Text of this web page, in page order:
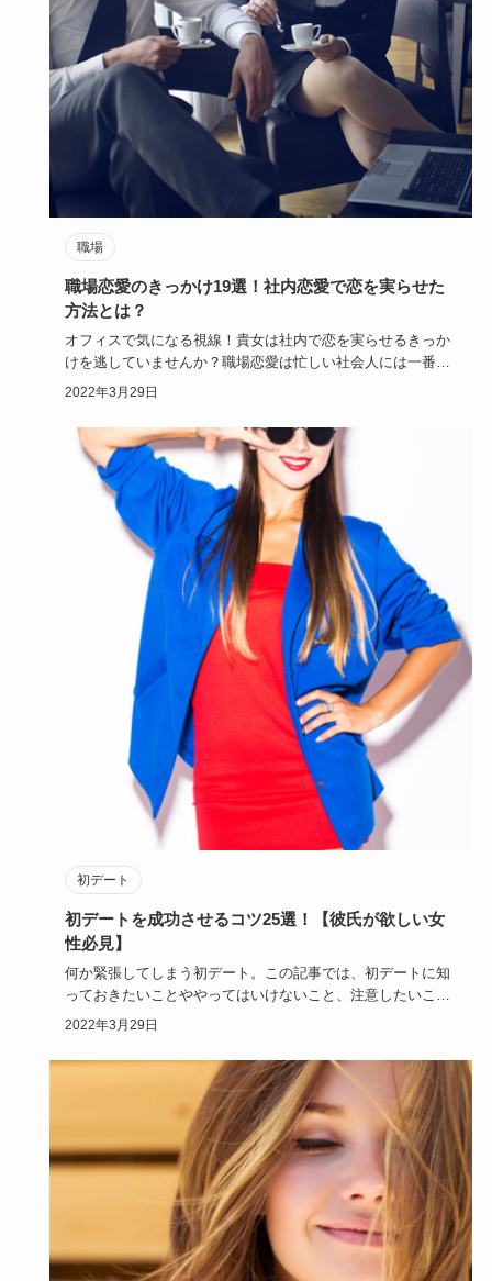
職場
職場恋愛のきっかけ19選！社内恋愛で恋を実らせた
方法とは？
オフィスで気になる視線！貴女は社内で恋を実らせるきっか
けを逃していませんか？職場恋愛は忙しい社会人には一番の
恋の近道でもあ…
2022年3月29日
初デート
初デートを成功させるコツ25選！【彼氏が欲しい女
性必見】
何か緊張してしまう初デート。この記事では、初デートに知
っておきたいことややってはいけないこと、注意したいこと
など、初デート…
2022年3月29日